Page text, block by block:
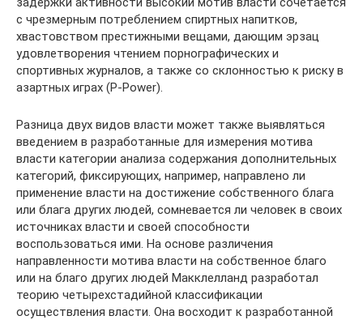
с чрезмерным потреблением спиртных напитков,
хвастовством престижными вещами, дающим эрзац
удовлетворения чтением порнографических и
спортивных журналов, а также со склонностью к риску в
азартных играх (P-Power).
Разница двух видов власти может также выявляться
введением в разработанные для измерения мотива
власти категории анализа содержания дополнительных
категорий, фиксирующих, например, направлено ли
применение власти на достижение собственного блага
или блага других людей, сомневается ли человек в своих
источниках власти и своей способности
воспользоваться ими. На основе различения
направленности мотива власти на собственное благо
или на благо других людей Макклелланд разработал
теорию четырехстадийной классификации
осуществления власти. Она восходит к разработанной